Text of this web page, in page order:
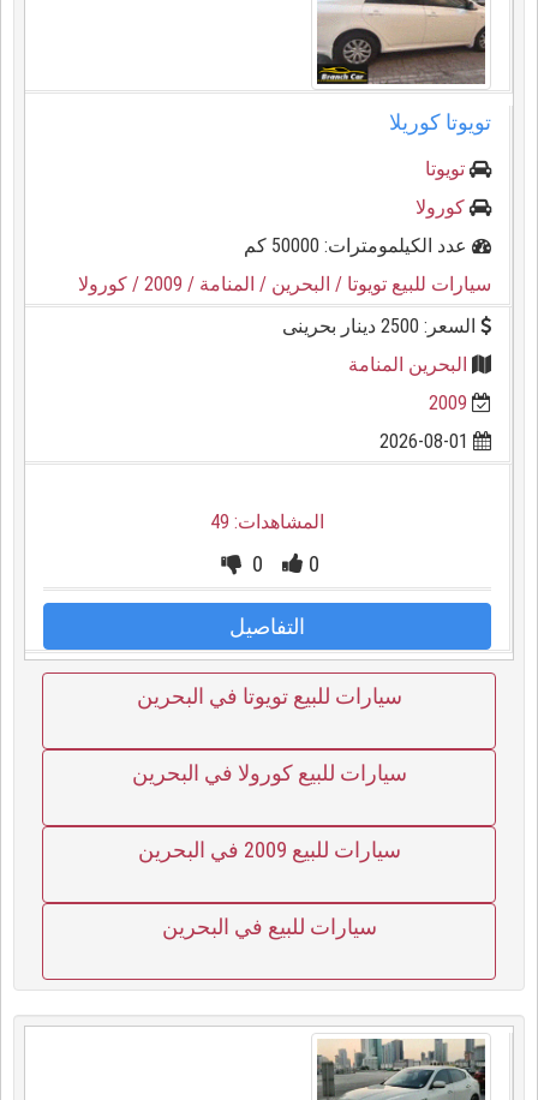
تويوتا كوريلا
تويوتا
كورولا
عدد الكيلمومترات: 50000 كم
سيارات للبيع تويوتا / البحرين / المنامة / 2009
/ كورولا
السعر: 2500 دينار بحرينى
البحرين المنامة
2009
المشاهدات: 49
0
0
التفاصيل
سيارات للبيع تويوتا في البحرين
سيارات للبيع كورولا في البحرين
سيارات للبيع 2009 في البحرين
سيارات للبيع في البحرين